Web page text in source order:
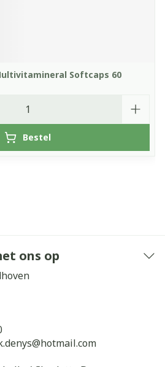
Softcaps 60
Bestel
ons op
hotmail.com